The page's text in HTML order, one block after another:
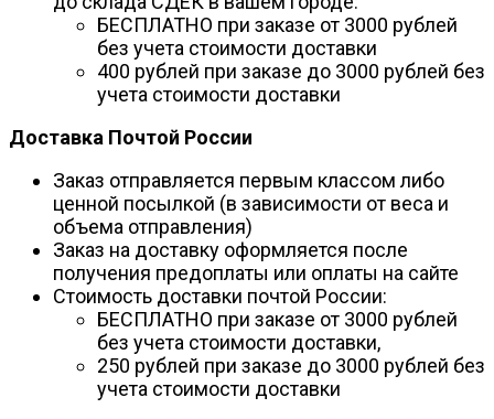
БЕСПЛАТНО при заказе от 3000 рублей
без учета стоимости доставки
400 рублей при заказе до 3000 рублей без
учета стоимости доставки
Доставка Почтой России
Заказ отправляется первым классом либо
ценной посылкой (в зависимости от веса и
объема отправления)
Заказ на доставку оформляется после
получения предоплаты или оплаты на сайте
Стоимость доставки почтой России:
БЕСПЛАТНО при заказе от 3000 рублей
без учета стоимости доставки,
250 рублей при заказе до 3000 рублей без
учета стоимости доставки